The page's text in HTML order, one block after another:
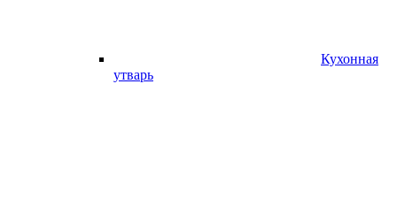
Кухонная
утварь